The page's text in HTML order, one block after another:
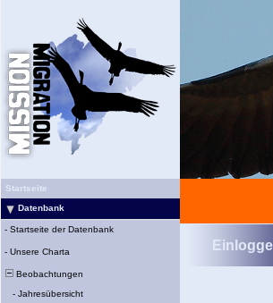
Startseite
Datenbank
- Startseite der Datenbank
- Unsere Charta
Beobachtungen
- Jahresübersicht